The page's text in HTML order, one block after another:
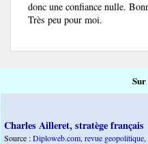
donc une confiance nulle.
Très peu pour moi.
Sur
Charles Ailleret, stratège français
Source :Diploweb.com, revue geopolitique,